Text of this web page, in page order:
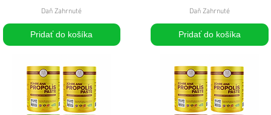
Daň Zahrnuté
Pridať do košíka
Daň Zahrnuté
Pridať do košíka